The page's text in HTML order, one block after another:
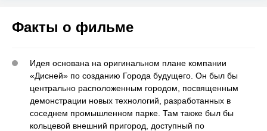
Факты о фильме
Идея основана на оригинальном плане компании
«Дисней» по созданию Города будущего. Он был бы
центрально расположенным городом, посвященным
демонстрации новых технологий, разработанных в
соседнем промышленном парке. Там также был бы
кольцевой внешний пригород, доступный по